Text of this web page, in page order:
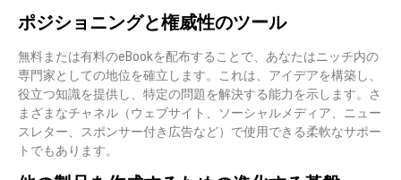
ポジショニングと権威性のツール
無料または有料のeBookを配布することで、あなたはニッチ内の
専門家としての地位を確立します。これは、アイデアを構築し、
役立つ知識を提供し、特定の問題を解決する能力を示します。さ
まざまなチャネル（ウェブサイト、ソーシャルメディア、ニュー
スレター、スポンサー付き広告など）で使用できる柔軟なサポー
トでもあります。